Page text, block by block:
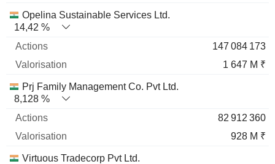
Opelina Sustainable Services Ltd.
14,42 %
147 084 173
1 647 M ₹
Prj Family Management Co. Pvt Ltd.
8,128 %
82 912 360
928 M ₹
Virtuous Tradecorp Pvt Ltd.